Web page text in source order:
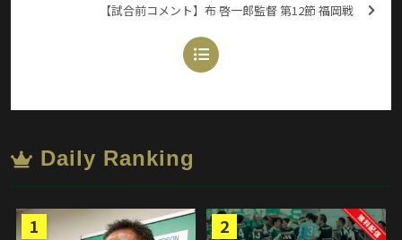
【試合前コメント】布 啓一郎監督 第12節 福岡戦
Daily Ranking